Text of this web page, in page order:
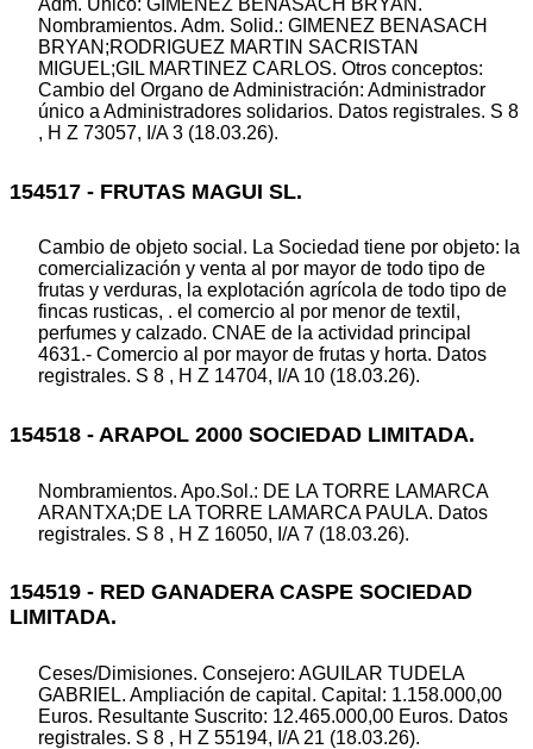
Nombramientos. Adm. Solid.: GIMENEZ BENASACH
BRYAN;RODRIGUEZ MARTIN SACRISTAN
MIGUEL;GIL MARTINEZ CARLOS. Otros conceptos:
Cambio del Organo de Administración: Administrador
único a Administradores solidarios. Datos registrales. S 8
, H Z 73057, I/A 3 (18.03.26).
154517 - FRUTAS MAGUI SL.
Cambio de objeto social. La Sociedad tiene por objeto: la
comercialización y venta al por mayor de todo tipo de
frutas y verduras, la explotación agrícola de todo tipo de
fincas rusticas, . el comercio al por menor de textil,
perfumes y calzado. CNAE de la actividad principal
4631.- Comercio al por mayor de frutas y horta. Datos
registrales. S 8 , H Z 14704, I/A 10 (18.03.26).
154518 - ARAPOL 2000 SOCIEDAD LIMITADA.
Nombramientos. Apo.Sol.: DE LA TORRE LAMARCA
ARANTXA;DE LA TORRE LAMARCA PAULA. Datos
registrales. S 8 , H Z 16050, I/A 7 (18.03.26).
154519 - RED GANADERA CASPE SOCIEDAD
LIMITADA.
Ceses/Dimisiones. Consejero: AGUILAR TUDELA
GABRIEL. Ampliación de capital. Capital: 1.158.000,00
Euros. Resultante Suscrito: 12.465.000,00 Euros. Datos
registrales. S 8 , H Z 55194, I/A 21 (18.03.26).